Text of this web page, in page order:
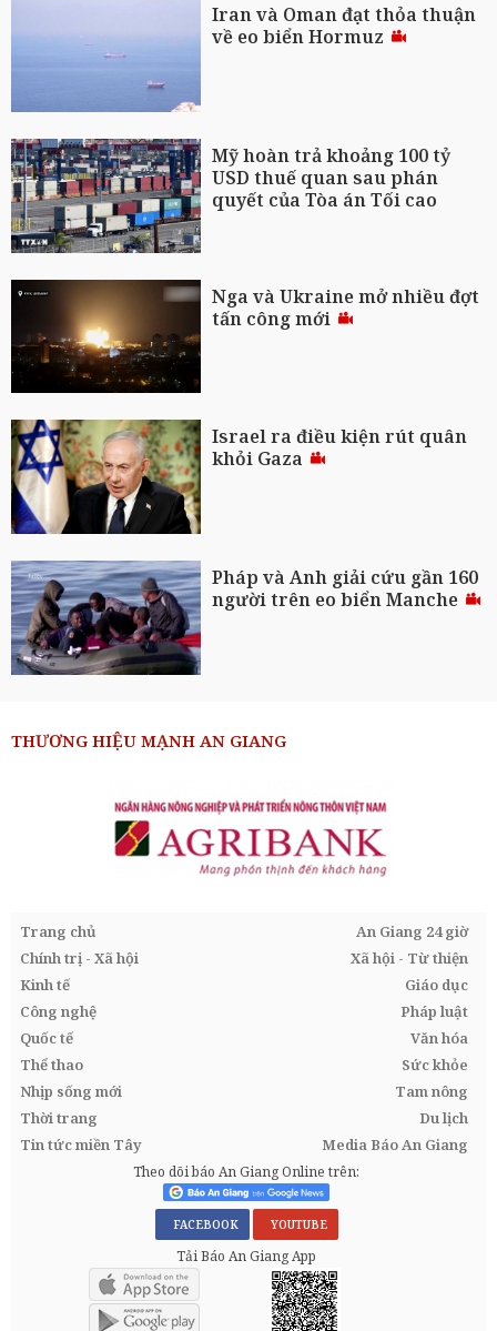
Iran và Oman đạt thỏa thuận
về eo biển Hormuz
Mỹ hoàn trả khoảng 100 tỷ
USD thuế quan sau phán
quyết của Tòa án Tối cao
Nga và Ukraine mở nhiều đợt
tấn công mới
Israel ra điều kiện rút quân
khỏi Gaza
Pháp và Anh giải cứu gần 160
người trên eo biển Manche
THƯƠNG HIỆU MẠNH AN GIANG
Trang chủ
An Giang 24 giờ
Chính trị - Xã hội
Xã hội - Từ thiện
Kinh tế
Giáo dục
Công nghệ
Pháp luật
Quốc tế
Văn hóa
Thể thao
Sức khỏe
Nhịp sống mới
Tam nông
Thời trang
Du lịch
Tin tức miền Tây
Media Báo An Giang
Theo dõi báo An Giang Online trên:
FACEBOOK YOUTUBE
Tải Báo An Giang App